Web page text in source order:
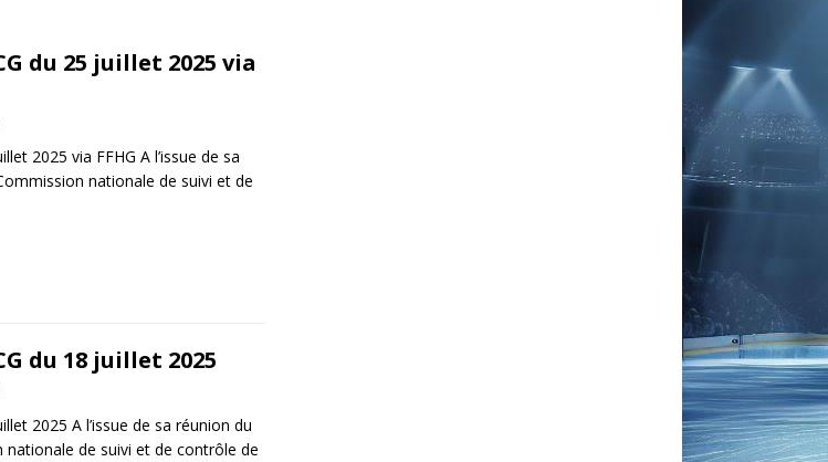
du 25 juillet 2025 via
2025 via FFHG A l’issue de sa
nationale de suivi et de
du 18 juillet 2025
2025 A l’issue de sa réunion du
de suivi et de contrôle de